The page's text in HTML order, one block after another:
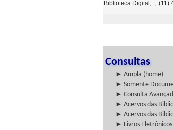
Biblioteca Digital, , (11)
Consultas
► Ampla (home)
► Somente
► Consulta
► Acervos das
► Acervos das
► Livros Eletrônicos